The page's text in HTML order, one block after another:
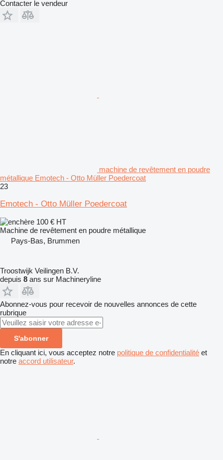
Contacter le vendeur
machine de revêtement en poudre
métallique Emotech - Otto Müller Poedercoat
23
Emotech - Otto Müller Poedercoat
100 € HT
Machine de revêtement en poudre métallique
Pays-Bas, Brummen
Troostwijk Veilingen B.V.
depuis 8 ans sur Machineryline
Abonnez-vous pour recevoir de nouvelles annonces de cette
rubrique
S'abonner
En cliquant ici, vous acceptez notre politique de confidentialité et
notre accord utilisateur.